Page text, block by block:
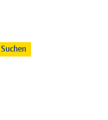
Suchen